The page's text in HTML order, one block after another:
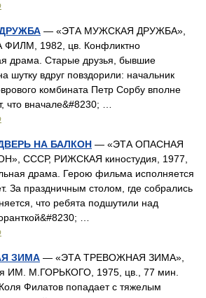
— «ЭТА МУЖСКАЯ ДРУЖБА»,
1982, цв. Конфликтно
драма. Старые друзья, бывшие
шутку вдруг повздорили: начальник
комбината Петр Сорбу вполне
что вначале&#8230; …
НА БАЛКОН — «ЭТА ОПАСНАЯ
СССР, РИЖСКАЯ киностудия, 1977,
драма. Герою фильма исполняется
За праздничным столом, где собрались
что ребята подшутили над
…
ЗИМА — «ЭТА ТРЕВОЖНАЯ ЗИМА»,
ИМ. М.ГОРЬКОГО, 1975, цв., 77 мин.
Филатов попадает с тяжелым